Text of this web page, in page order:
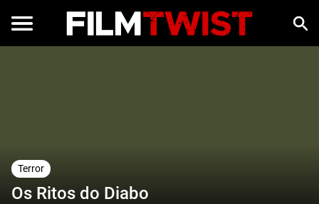
Terror
Os Ritos do Diabo